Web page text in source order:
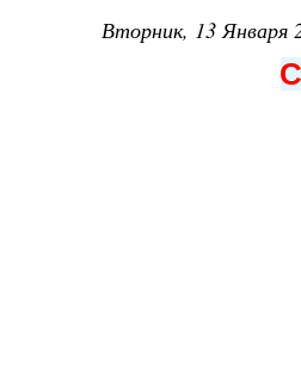
Вторник, 13 Января